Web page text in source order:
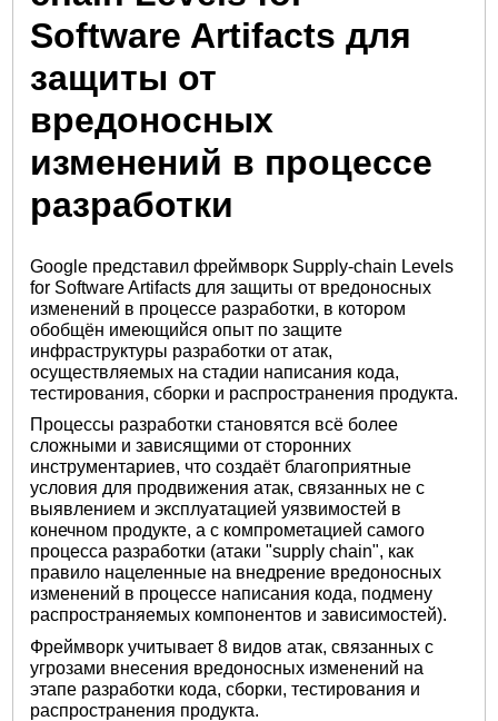
Software Artifacts для
защиты от
вредоносных
изменений в процессе
разработки
Google представил фреймворк Supply-chain Levels
for Software Artifacts для защиты от вредоносных
изменений в процессе разработки, в котором
обобщён имеющийся опыт по защите
инфраструктуры разработки от атак,
осуществляемых на стадии написания кода,
тестирования, сборки и распространения продукта.
Процессы разработки становятся всё более
сложными и зависящими от сторонних
инструментариев, что создаёт благоприятные
условия для продвижения атак, связанных не с
выявлением и эксплуатацией уязвимостей в
конечном продукте, а с компрометацией самого
процесса разработки (атаки "supply chain", как
правило нацеленные на внедрение вредоносных
изменений в процессе написания кода, подмену
распространяемых компонентов и зависимостей).
Фреймворк учитывает 8 видов атак, связанных с
угрозами внесения вредоносных изменений на
этапе разработки кода, сборки, тестирования и
распространения продукта.